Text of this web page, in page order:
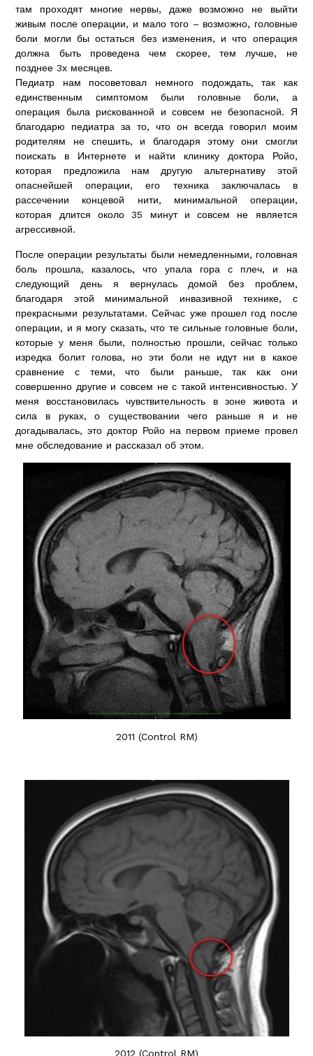
там проходят многие нервы, даже возможно не выйти
живым после операции, и мало того – возможно, головные
боли могли бы остаться без изменения, и что операция
должна быть проведена чем скорее, тем лучше, не
позднее 3х месяцев.
Педиатр нам посоветовал немного подождать, так как
единственным симптомом были головные боли, а
операция была рискованной и совсем не безопасной. Я
благодарю педиатра за то, что он всегда говорил моим
родителям не спешить, и благодаря этому они смогли
поискать в Интернете и найти клинику доктора Ройо,
которая предложила нам другую альтернативу этой
опаснейшей операции, его техника заключалась в
рассечении концевой нити, минимальной операции,
которая длится около 35 минут и совсем не является
агрессивной.
После операции результаты были немедленными, головная
боль прошла, казалось, что упала гора с плеч, и на
следующий день я вернулась домой без проблем,
благодаря этой минимальной инвазивной технике, с
прекрасными результатами. Сейчас уже прошел год после
операции, и я могу сказать, что те сильные головные боли,
которые у меня были, полностью прошли, сейчас только
изредка болит голова, но эти боли не идут ни в какое
сравнение с теми, что были раньше, так как они
совершенно другие и совсем не с такой интенсивностью. У
меня восстановилась чувствительность в зоне живота и
сила в руках, о cуществовании чего раньше я и не
догадывалась, это доктор Ройо на первом приеме провел
мне обследование и рассказал об этом.
2011 (Control RM)
2012 (Control RM)